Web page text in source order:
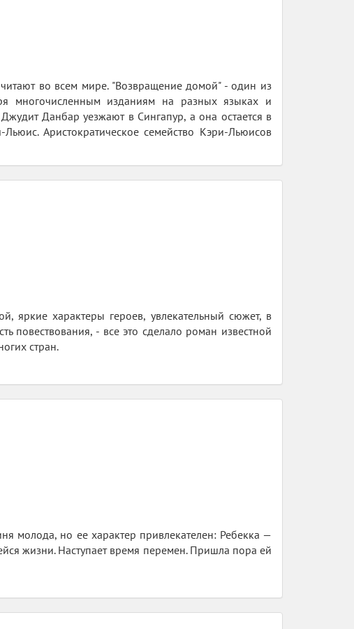
во всем мире. "Возвращение домой" - один из
многочисленным изданиям на разных языках и
Данбар уезжают в Сингапур, а она остается в
Аристократическое семейство Кэри-Льюисов
яркие характеры героев, увлекательный сюжет, в
повествования, - все это сделало роман известной
стран.
молода, но ее характер привлекателен: Ребекка —
жизни. Наступает время перемен. Пришла пора ей